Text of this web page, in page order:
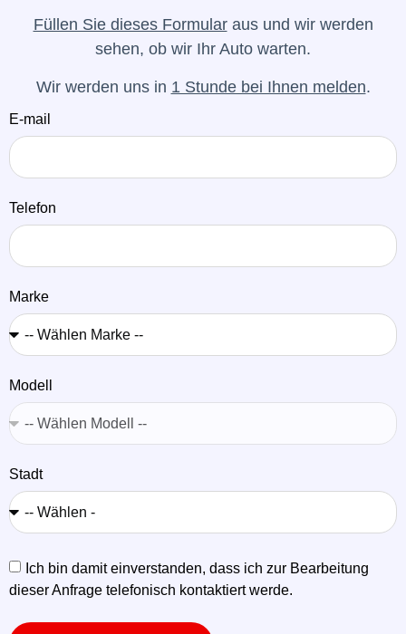
Füllen Sie dieses Formularaus und wir werden
sehen, ob wir Ihr Auto warten.
Wir werden uns in 1 Stunde bei Ihnen melden.
E-mail
Telefon
Marke
Modell
Stadt
Ich bin damit einverstanden, dass ich zur Bearbeitung
dieser Anfrage telefonisch kontaktiert werde.